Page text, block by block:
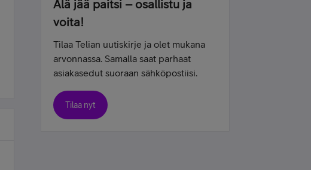
Älä jää paitsi – osallistu ja
voita!
Tilaa Telian uutiskirje ja olet mukana
arvonnassa. Samalla saat parhaat
asiakasedut suoraan sähköpostiisi.
Tilaa nyt